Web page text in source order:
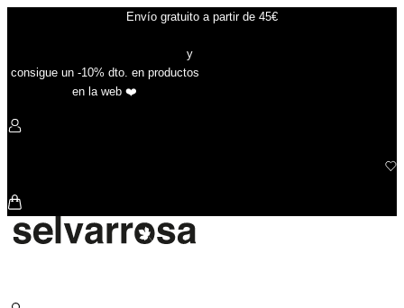
Envío gratuito a partir de 45€
y
consigue un -10% dto. en productos
en la web ❤️